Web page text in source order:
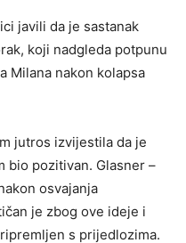
javili da je sastanak
koji nadgleda potpunu
Milana nakon kolapsa
jutros izvijestila da je
bio pozitivan. Glasner –
osvajanja
je zbog ove ideje i
s prijedlozima.